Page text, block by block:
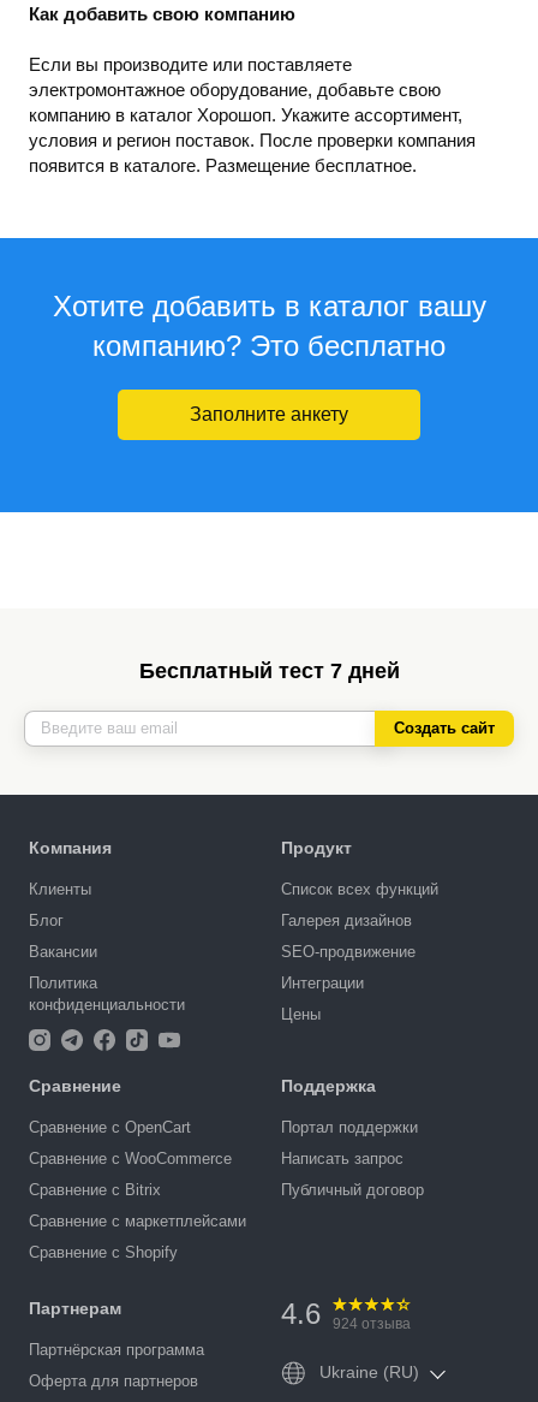
Как добавить свою компанию
Если вы производите или поставляете
электромонтажное оборудование, добавьте свою
компанию в каталог Хорошоп. Укажите ассортимент,
условия и регион поставок. После проверки компания
появится в каталоге. Размещение бесплатное.
Хотите добавить в каталог вашу
компанию? Это бесплатно
Заполните анкету
Бесплатный тест 7 дней
Создать сайт
Компания
Клиенты
Блог
Вакансии
Политика
конфиденциальности
Продукт
Список всех функций
Галерея дизайнов
SEO-продвижение
Интеграции
Цены
Сравнение
Сравнение с OpenCart
Сравнение с WooCommerce
Сравнение с Bitrix
Сравнение с маркетплейсами
Сравнение с Shopify
Поддержка
Портал поддержки
Написать запрос
Публичный договор
Партнерам
Партнёрская программа
Оферта для партнеров
4.6 924 отзыва
Ukraine (RU)